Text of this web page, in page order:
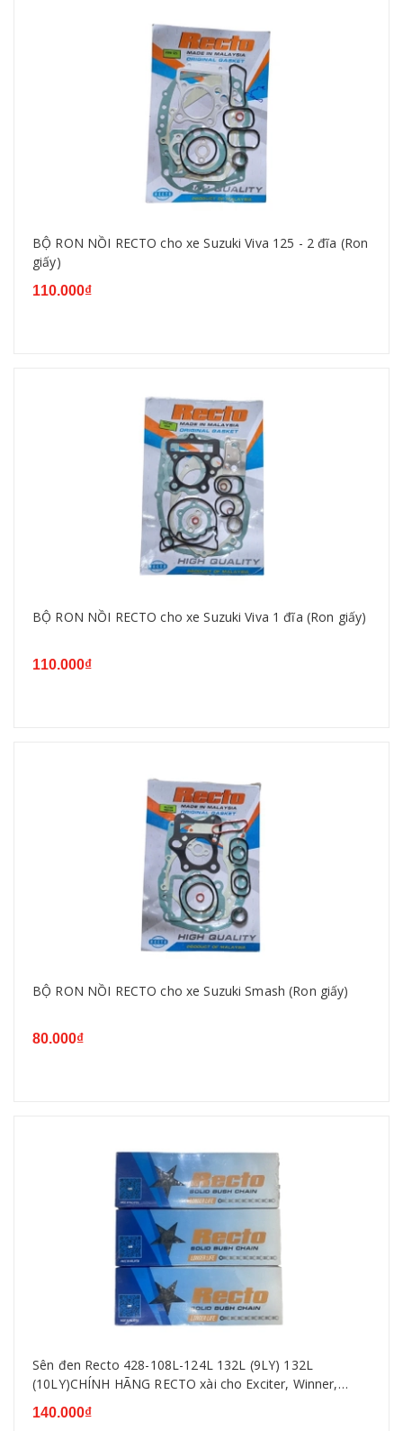
BỘ RON NỒI RECTO cho xe Suzuki Viva 125 - 2 đĩa (Ron
giấy)
110.000₫
BỘ RON NỒI RECTO cho xe Suzuki Viva 1 đĩa (Ron giấy)
110.000₫
BỘ RON NỒI RECTO cho xe Suzuki Smash (Ron giấy)
80.000₫
Sên đen Recto 428-108L-124L 132L (9LY) 132L
(10LY)CHÍNH HÃNG RECTO xài cho Exciter, Winner,
140.000₫